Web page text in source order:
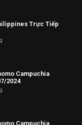
Nguyễn Trãi, Hà
để cập nhật
Trực Tiếp
Campuchia
2024
Campuchia